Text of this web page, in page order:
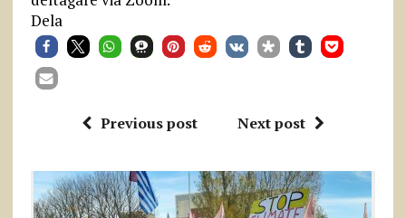
Dela
Previous post Next post